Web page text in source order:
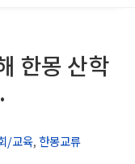
한몽 산학
/교육,한몽교류